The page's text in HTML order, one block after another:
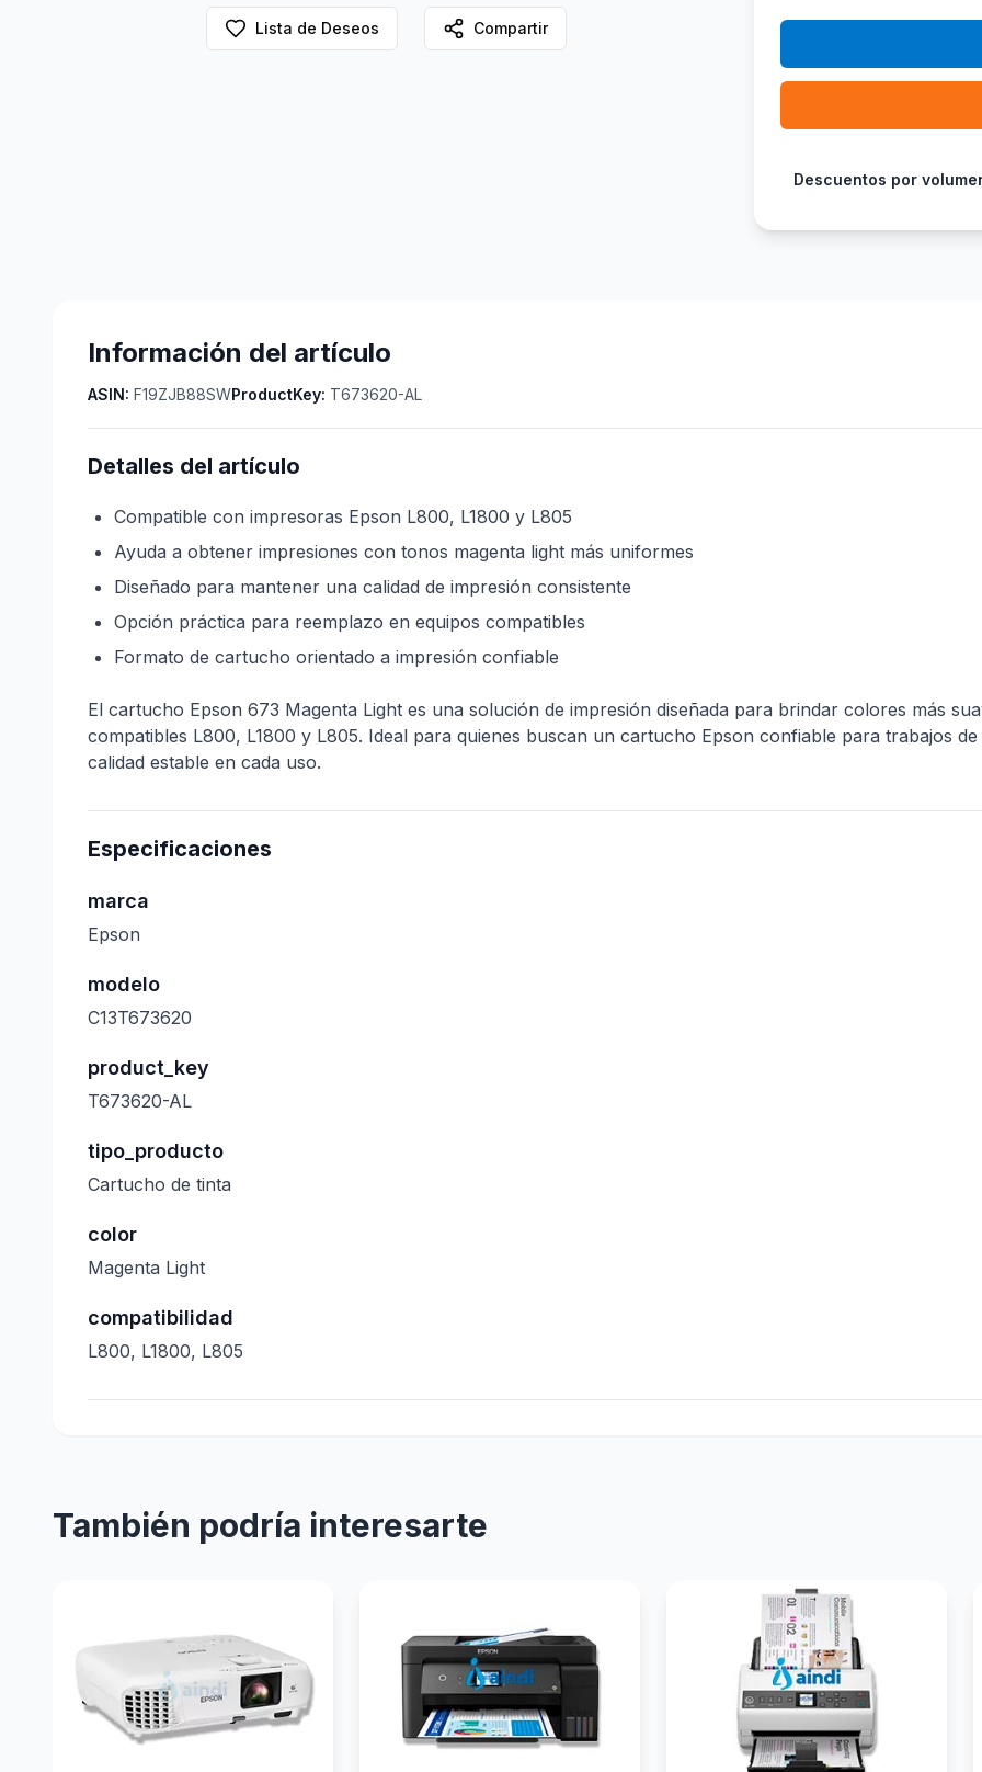
Lista de Deseos Compartir
Descuentos por
Información del artículo
ASIN: F19ZJB88SWProductKey: T673620-AL
Detalles del artículo
Compatible con impresoras Epson L800, L1800 y L805
Ayuda a obtener impresiones con tonos magenta light más uniformes
Diseñado para mantener una calidad de impresión consistente
Opción práctica para reemplazo en equipos compatibles
Formato de cartucho orientado a impresión confiable
El cartucho Epson 673 Magenta Light es una solución de impresión diseñada para brindar colores más
compatibles L800, L1800 y L805. Ideal para quienes buscan un cartucho Epson confiable para trabajos
calidad estable en cada uso.
Especificaciones
marca
Epson
modelo
C13T673620
product_key
T673620-AL
tipo_producto
Cartucho de tinta
color
Magenta Light
compatibilidad
L800, L1800, L805
También podría interesarte